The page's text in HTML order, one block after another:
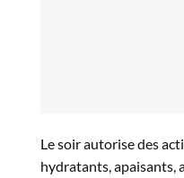
Le soir autorise des
hydratants, apaisants,